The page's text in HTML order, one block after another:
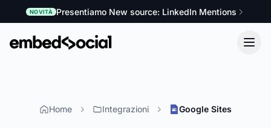
NOVITÀ Presentiamo New source: LinkedIn Mentions
Home Integrazioni Google Sites